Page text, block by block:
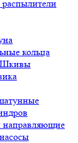
кольца
Шкивы
направляющие